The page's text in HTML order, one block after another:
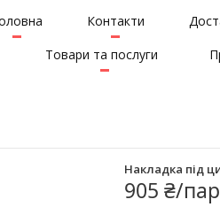
Контакти
Товари та послуги
Накладка під
905 ₴/